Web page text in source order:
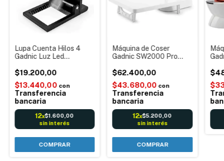
Lupa Cuenta Hilos 4
Gadnic Luz Led
Industria Textil Córdoba
Envíos
$19.200,00
$13.440,00 con
Transferencia
bancaria
12x$1.600,00
sin interés
Máquina de Coser
Gadnic SW2000 Pro
Mesa y Accesorios 2
Velocidades Luz Led
$62.400,00
$43.680,00 con
Transferencia
bancaria
12x$5.200,00
sin interés